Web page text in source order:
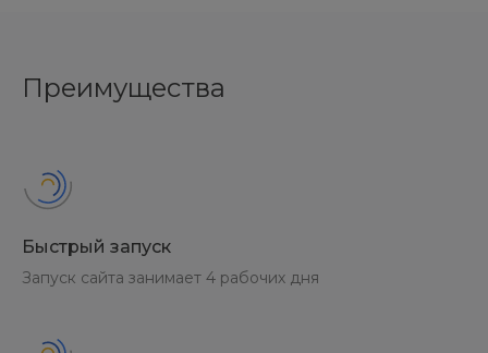
Преимущества
Быстрый запуск
Запуск сайта занимает 4 рабочих дня